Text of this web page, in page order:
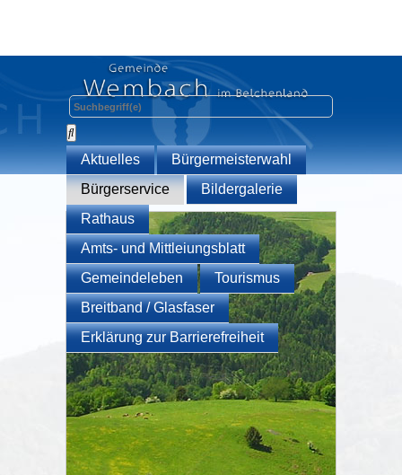
Aktuelles
Bürgermeisterwahl
Bürgerservice
Bildergalerie
Rathaus
Amts- und Mittleiungsblatt
Gemeindeleben
Tourismus
Breitband / Glasfaser
Erklärung zur Barrierefreiheit